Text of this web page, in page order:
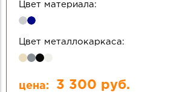
Цвет материала:
Цвет металлокаркаса:
цена: 3 300 руб.